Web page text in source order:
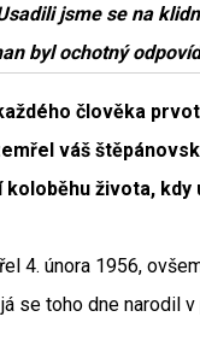
jsme se na
byl ochotný
člověka
váš
života, kdy
4. února 1956,
se toho dne narodil